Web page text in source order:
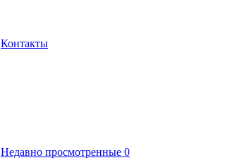
Контакты
Недавно просмотренные 0